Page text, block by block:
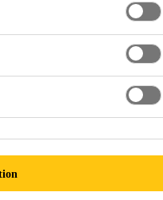
et du polyuréthane
matériau résiduel sur le
une forte